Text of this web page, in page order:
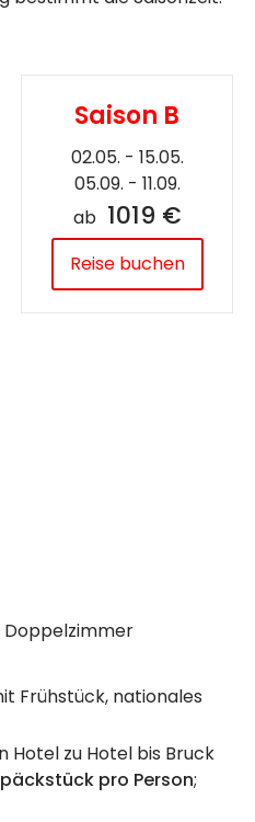
Saison B
02.05. - 15.05.
05.09. - 11.09.
ab 1019 €
Reise buchen
Doppelzimmer
Frühstück, nationales
zu Hotel bis Bruck
pro Person;